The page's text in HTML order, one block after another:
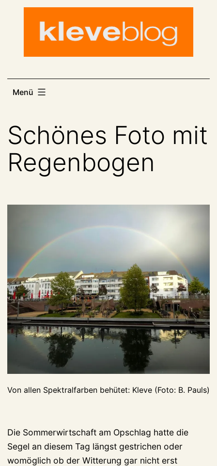
Menü
Schönes Foto mit
Regenbogen
Von allen Spektralfarben behütet: Kleve (Foto: B. Pauls)
Die Sommerwirtschaft am Opschlag hatte die
Segel an diesem Tag längst gestrichen oder
womöglich ob der Witterung gar nicht erst